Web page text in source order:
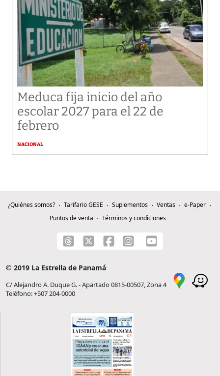
Meduca fija inicio del año
escolar 2027 para el 22 de
febrero
NACIONAL
¿Quiénes somos? Tarifario GESE Suplementos Ventas
e-Paper
Puntos de venta
Términos y condiciones
© 2019 La Estrella de Panamá
C/ Alejandro A. Duque G. - Apartado 0815-00507, Zona 4
Teléfono: +507 204-0000